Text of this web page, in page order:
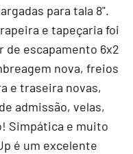
para tala 8".
e tapeçaria foi
escapamento 6x2
nova, freios
e traseira novas,
admissão, velas,
Simpática e muito
é um excelente